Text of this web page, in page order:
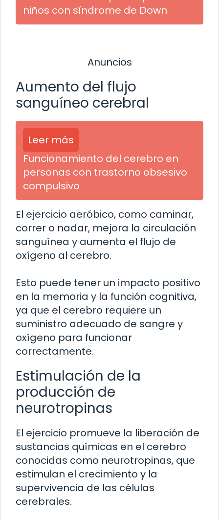
niños con síndrome de Down
Anuncios
Aumento del flujo
sanguíneo cerebral
Leer más
Funcionamiento del cerebro en
personas con trastorno obsesivo
compulsivo
El ejercicio aeróbico, como caminar,
correr o nadar, mejora la circulación
sanguínea y aumenta el flujo de
oxígeno al cerebro.
Esto puede tener un impacto positivo
en la memoria y la función cognitiva,
ya que el cerebro requiere un
suministro adecuado de sangre y
oxígeno para funcionar
correctamente.
Estimulación de la
producción de
neurotropinas
El ejercicio promueve la liberación de
sustancias químicas en el cerebro
conocidas como neurotropinas, que
estimulan el crecimiento y la
supervivencia de las células
cerebrales.